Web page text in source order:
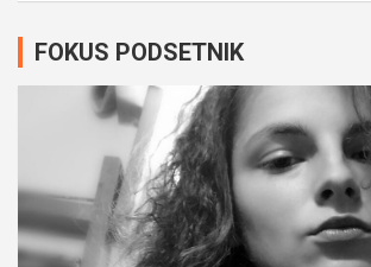
FOKUS PODSETNIK